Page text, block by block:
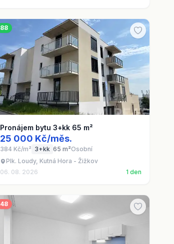
88
Pronájem bytu 3+kk 65 m²
25 000 Kč/měs.
384 Kč/m² 3+kk 65 m²Osobní
Plk. Loudy, Kutná Hora - Žižkov
06. 08. 2026
1 den
48